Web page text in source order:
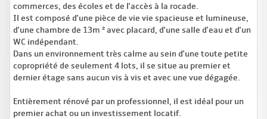
commerces, des écoles et de l'accès à la rocade.
Il est composé d'une pièce de vie vie spacieuse et lumineuse,
d'une chambre de 13m ² avec placard, d'une salle d'eau et d'un
WC indépendant.
Dans un environnement très calme au sein d'une toute petite
copropriété de seulement 4 lots, il se situe au premier et
dernier étage sans aucun vis à vis et avec une vue dégagée.
Entièrement rénové par un professionnel, il est idéal pour un
premier achat ou un investissement locatif.